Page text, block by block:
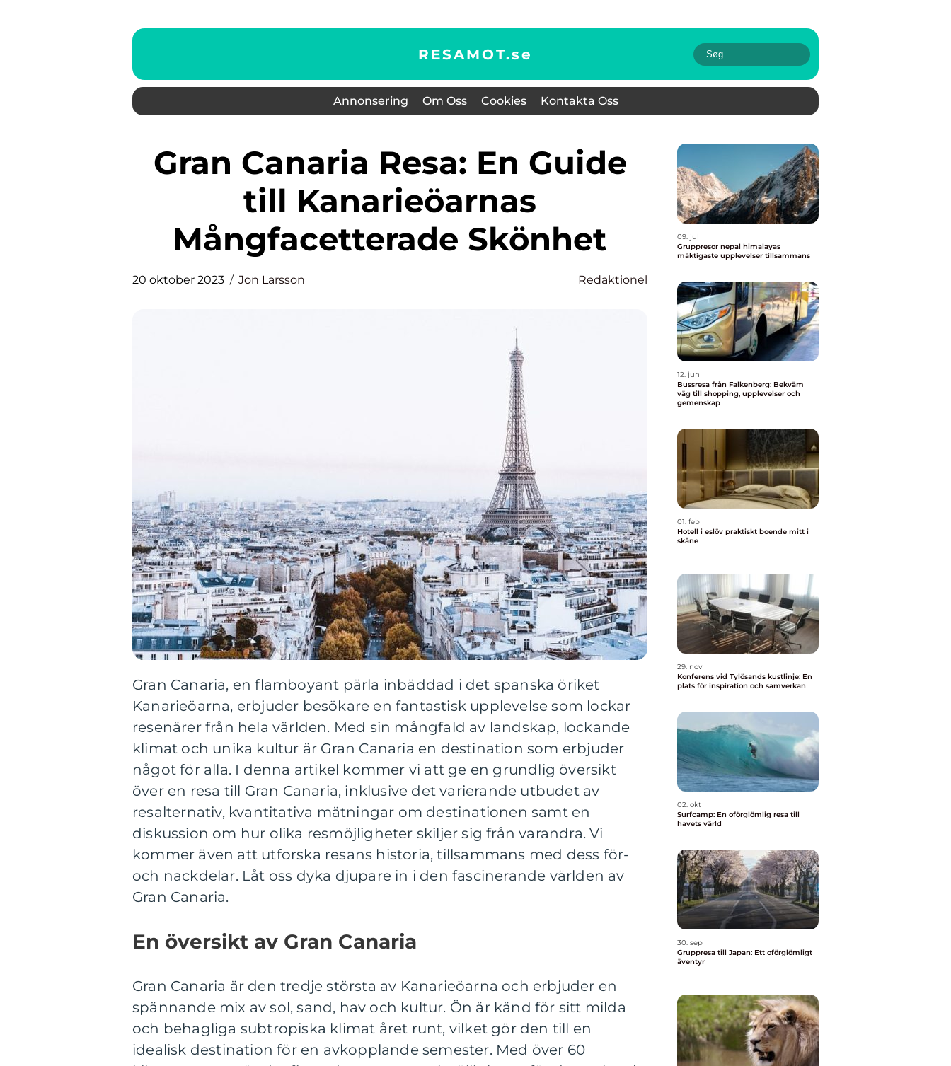
RESAMOT.se
Annonsering Om Oss Cookies Kontakta Oss
Gran Canaria Resa: En Guide
till Kanarieöarnas
Mångfacetterade Skönhet
20 oktober 2023 Jon Larsson Redaktionel
Gran Canaria, en flamboyant pärla inbäddad i det spanska öriket
Kanarieöarna, erbjuder besökare en fantastisk upplevelse som lockar
resenärer från hela världen. Med sin mångfald av landskap, lockande
klimat och unika kultur är Gran Canaria en destination som erbjuder
något för alla. I denna artikel kommer vi att ge en grundlig översikt
över en resa till Gran Canaria, inklusive det varierande utbudet av
resalternativ, kvantitativa mätningar om destinationen samt en
diskussion om hur olika resmöjligheter skiljer sig från varandra. Vi
kommer även att utforska resans historia, tillsammans med dess för-
och nackdelar. Låt oss dyka djupare in i den fascinerande världen av
Gran Canaria.
En översikt av Gran Canaria
Gran Canaria är den tredje största av Kanarieöarna och erbjuder en
spännande mix av sol, sand, hav och kultur. Ön är känd för sitt milda
och behagliga subtropiska klimat året runt, vilket gör den till en
idealisk destination för en avkopplande semester. Med över 60
09. jul
Gruppresor nepal himalayas
mäktigaste upplevelser tillsammans
12. jun
Bussresa från Falkenberg: Bekväm
väg till shopping, upplevelser och
gemenskap
01. feb
Hotell i eslöv praktiskt boende mitt i
skåne
29. nov
Konferens vid Tylösands kustlinje: En
plats för inspiration och samverkan
02. okt
Surfcamp: En oförglömlig resa till
havets värld
30. sep
Gruppresa till Japan: Ett oförglömligt
äventyr